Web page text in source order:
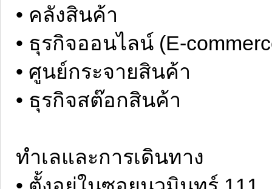
• คลังสินค้า
• ธุรกิจออนไลน์ (E-
• ศูนย์กระจายสินค้า
• ธุรกิจสต๊อกสินค้า
ทำเลและการเดินทาง